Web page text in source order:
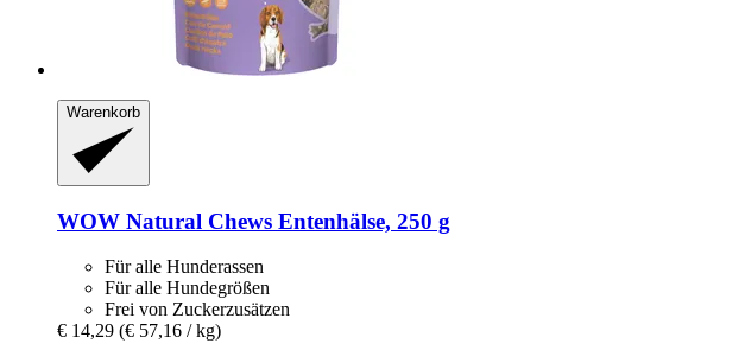
Warenkorb
WOW Natural Chews Entenhälse, 250 g
Für alle Hunderassen
Für alle Hundegrößen
Frei von Zuckerzusätzen
€ 14,29 (€ 57,16 / kg)